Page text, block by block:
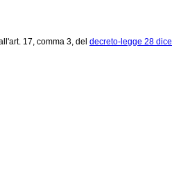
17, comma 3, del decreto-legge 28